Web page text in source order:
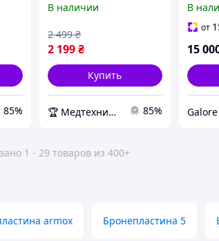
85%
В наличии
2 199₴
2 499 ₴
Купить
🏆 Медтехника — 20 лет надежности 85%
В
от
15
1 - 29 товаров из 400+
armox Бронепластина 5